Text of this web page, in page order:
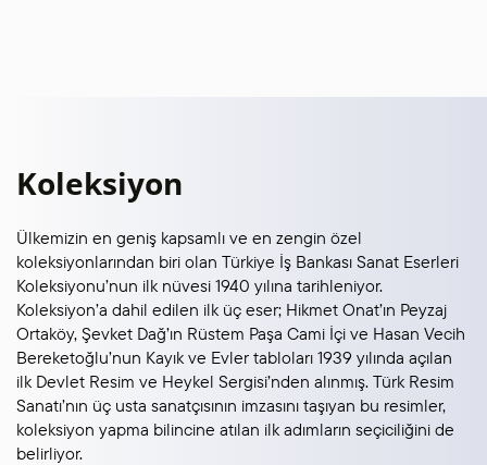
Koleksiyon
Ülkemizin en geniş kapsamlı ve en zengin özel
koleksiyonlarından biri olan Türkiye İş Bankası Sanat Eserleri
Koleksiyonu’nun ilk nüvesi 1940 yılına tarihleniyor.
Koleksiyon’a dahil edilen ilk üç eser; Hikmet Onat’ın Peyzaj
Ortaköy, Şevket Dağ’ın Rüstem Paşa Cami İçi ve Hasan Vecih
Bereketoğlu’nun Kayık ve Evler tabloları 1939 yılında açılan
ilk Devlet Resim ve Heykel Sergisi’nden alınmış. Türk Resim
Sanatı’nın üç usta sanatçısının imzasını taşıyan bu resimler,
koleksiyon yapma bilincine atılan ilk adımların seçiciliğini de
belirliyor.